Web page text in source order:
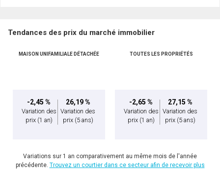
Tendances des prix du marché immobilier
MAISON UNIFAMILIALE DÉTACHÉE
-2,45 %
Variation des
prix (1 an)
26,19 %
Variation des
prix (5 ans)
TOUTES LES PROPRIÉTÉS
-2,65 %
Variation des
prix (1 an)
27,15 %
Variation des
prix (5 ans)
Variations sur 1 an comparativement au même mois de l'année
précédente. Trouvez un courtier dans ce secteur afin de recevoir plus